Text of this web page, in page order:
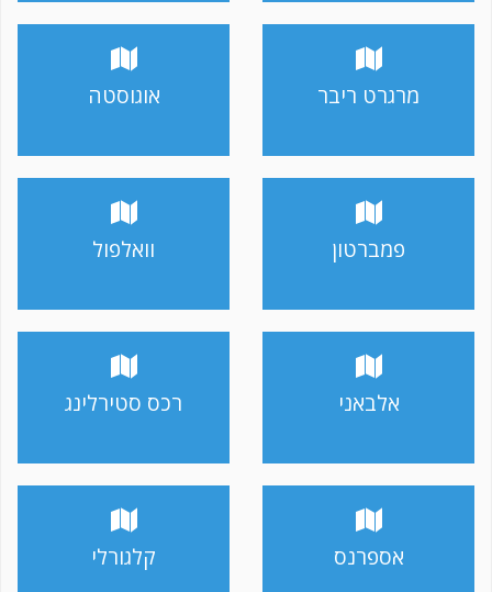
מרגרט ריבר אוגוסטה
פמברטון וואלפול
אלבאני רכס סטירלינג
אספרנס קלגורלי